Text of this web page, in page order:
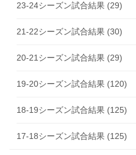
23-24シーズン試合結果 (29)
21-22シーズン試合結果 (30)
20-21シーズン試合結果 (29)
19-20シーズン試合結果 (120)
18-19シーズン試合結果 (125)
17-18シーズン試合結果 (125)